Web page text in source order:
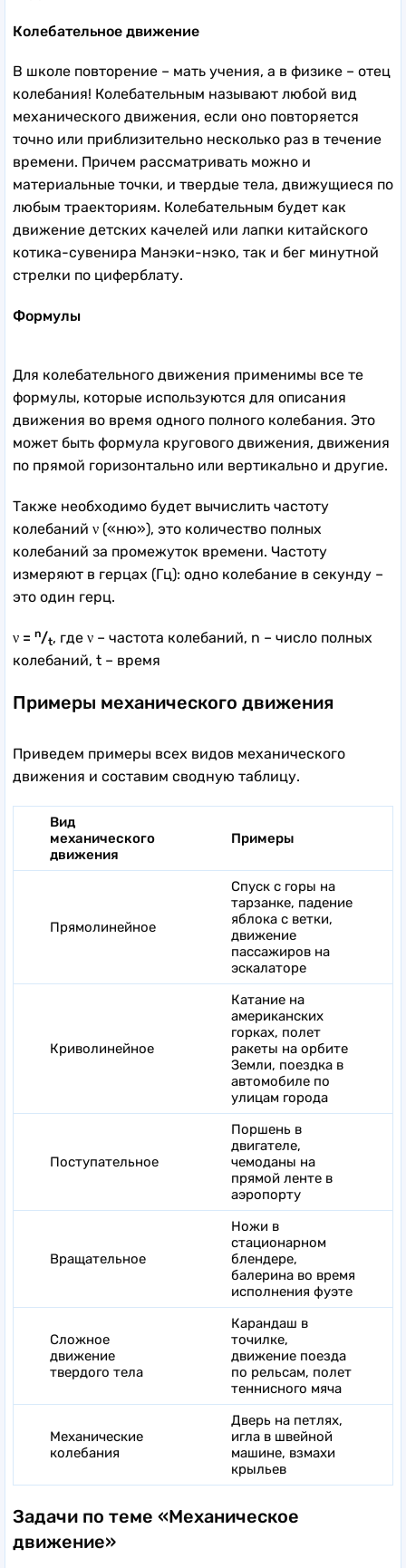
Колебательное движение
В школе повторение – мать учения, а в физике – отец
колебания! Колебательным называют любой вид
механического движения, если оно повторяется
точно или приблизительно несколько раз в течение
времени. Причем рассматривать можно и
материальные точки, и твердые тела, движущиеся по
любым траекториям. Колебательным будет как
движение детских качелей или лапки китайского
котика-сувенира Манэки-нэко, так и бег минутной
стрелки по циферблату.
Формулы
Для колебательного движения применимы все те
формулы, которые используются для описания
движения во время одного полного колебания. Это
может быть формула кругового движения, движения
по прямой горизонтально или вертикально и другие.
Также необходимо будет вычислить частоту
колебаний ν («ню»), это количество полных
колебаний за промежуток времени. Частоту
измеряют в герцах (Гц): одно колебание в секунду –
это один герц.
ν = n/t, где ν – частота колебаний, n – число полных
колебаний, t – время
Примеры механического движения
Приведем примеры всех видов механического
движения и составим сводную таблицу.
Вид
механического
движения
Примеры
Прямолинейное
Спуск с горы на
тарзанке, падение
яблока с ветки,
движение
пассажиров на
эскалаторе
Криволинейное
Катание на
американских
горках, полет
ракеты на орбите
Земли, поездка в
автомобиле по
улицам города
Поступательное
Поршень в
двигателе,
чемоданы на
прямой ленте в
аэропорту
Вращательное
Ножи в
стационарном
блендере,
балерина во время
исполнения фуэте
Сложное
движение
твердого тела
Карандаш в
точилке,
движение поезда
по рельсам, полет
теннисного мяча
Механические
колебания
Дверь на петлях,
игла в швейной
машине, взмахи
крыльев
Задачи по теме «Механическое
движение»